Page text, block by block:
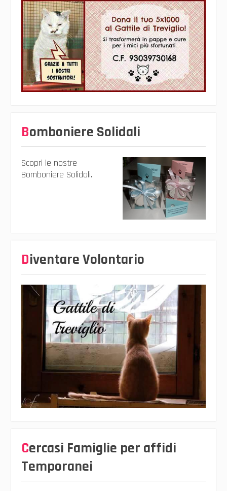
Bomboniere Solidali
Scopri le nostre
Bomboniere Solidali.
Diventare Volontario
Cercasi Famiglie per affidi
Temporanei